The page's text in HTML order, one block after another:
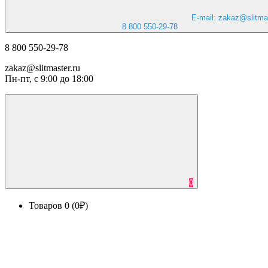
E-mail:
8 800 550-29-78
8 800 550-29-78
zakaz@slitmaster.ru
Пн-пт, с 9:00 до 18:00
0
Товаров 0 (0₽)